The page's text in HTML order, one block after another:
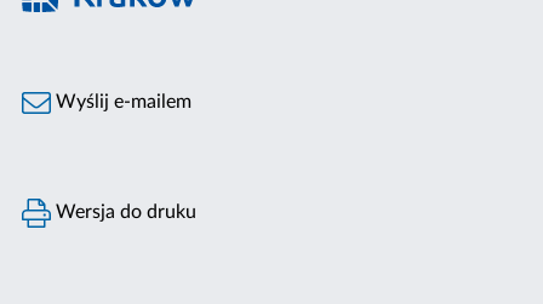
Wyślij e-mailem
Wersja do druku